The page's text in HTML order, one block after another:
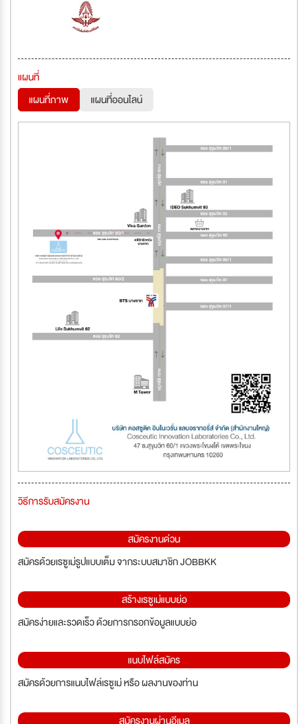
แผนที่
แผนที่ภาพ
แผนที่ออนไลน์
วิธีการรับสมัครงาน
สมัครงานด่วน
สมัครด้วยเรซูเม่รูปแบบเต็ม จากระบบสมาชิก JOBBKK
สร้างเรซูเม่แบบย่อ
สมัครง่ายและรวดเร็ว ด้วยการกรอกข้อมูลแบบย่อ
แนบไฟล์สมัคร
สมัครด้วยการแนบไฟล์เรซูเม่ หรือ ผลงานของท่าน
สมัครงานผ่านอีเมล